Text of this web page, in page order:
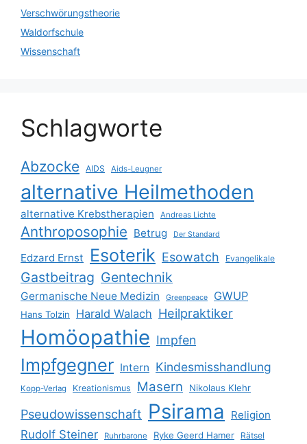
Verschwörungstheorie
Waldorfschule
Wissenschaft
Schlagworte
Abzocke AIDS Aids-Leugner
alternative Heilmethoden
alternative Krebstherapien Andreas Lichte
Anthroposophie Betrug Der Standard
Edzard Ernst Esoterik Esowatch Evangelikale
Gastbeitrag Gentechnik
Germanische Neue Medizin Greenpeace GWUP
Hans Tolzin Harald Walach Heilpraktiker
Homöopathie Impfen
Impfgegner Intern Kindesmisshandlung
Kopp-Verlag Kreationismus Masern Nikolaus Klehr
Pseudowissenschaft Psirama Religion
Rudolf Steiner Ruhrbarone Ryke Geerd Hamer Rätsel